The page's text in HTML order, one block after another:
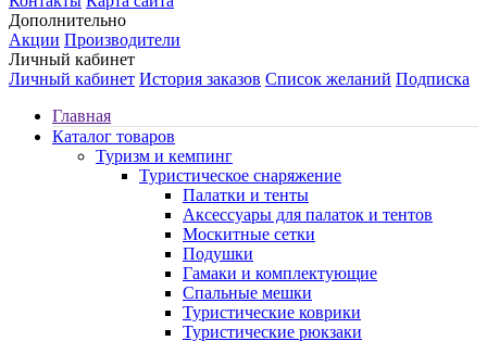
Дополнительно
Акции Производители
Личный кабинет
Личный кабинет История заказов Список желаний Подписка
Главная
Каталог товаров
Туризм и кемпинг
Туристическое снаряжение
Палатки и тенты
Аксессуары для палаток и тентов
Москитные сетки
Подушки
Гамаки и комплектующие
Спальные мешки
Туристические коврики
Туристические рюкзаки